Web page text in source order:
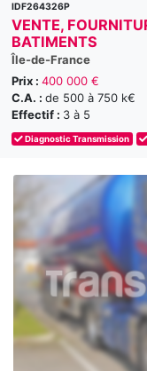
IDF264326P
VENTE,
BATIMENTS
Île-de-France
Prix : 400 000 €
C.A. : de 500 à 750 k€
Effectif : 3 à 5
Diagnostic Transmission